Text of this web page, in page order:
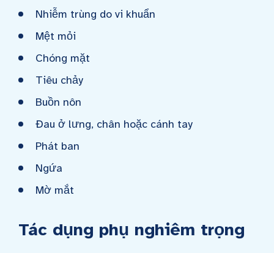
Nhiễm trùng do vi khuẩn
Mệt mỏi
Chóng mặt
Tiêu chảy
Buồn nôn
Đau ở lưng, chân hoặc cánh tay
Phát ban
Ngứa
Mờ mắt
Tác dụng phụ nghiêm trọng